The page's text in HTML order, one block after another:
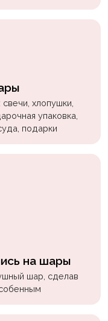
хлопушки,
упаковка,
подарки
на шары
шар, сделав